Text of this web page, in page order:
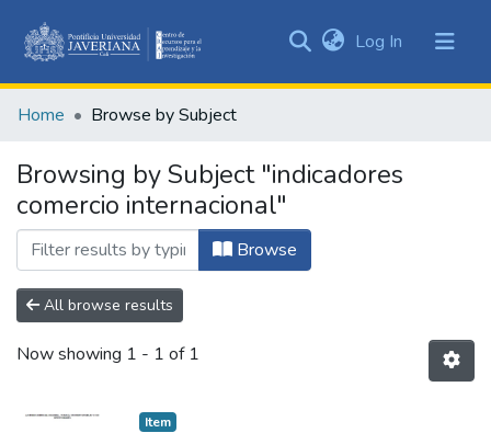
&
All of DSpace
Log In (current)
Home Browse by Subject
Browsing by Subject "indicadores
comercio internacional"
Browse
All browse results
Now showing 1 - 1 of 1
Item